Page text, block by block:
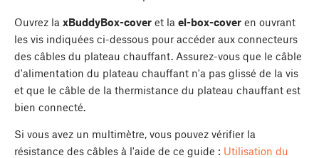
Ouvrez la xBuddyBox-cover et la el-box-cover en ouvrant
les vis indiquées ci-dessous pour accéder aux connecteurs
des câbles du plateau chauffant. Assurez-vous que le câble
d'alimentation du plateau chauffant n'a pas glissé de la vis
et que le câble de la thermistance du plateau chauffant est
bien connecté.
Si vous avez un multimètre, vous pouvez vérifier la
résistance des câbles à l'aide de ce guide : Utilisation du